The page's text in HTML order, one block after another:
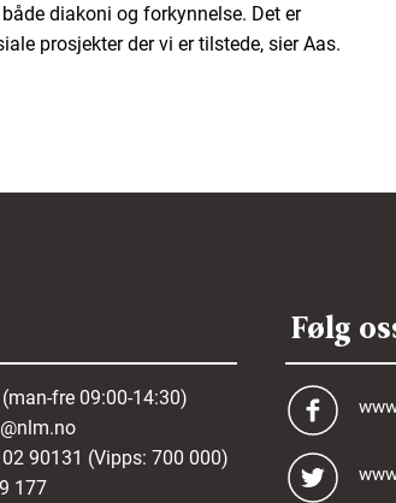
diakoni og forkynnelse. Det er
prosjekter der vi er tilstede, sier Aas.
fre 09:00-14:30)
90131 (Vipps: 700 000)
177
Følg